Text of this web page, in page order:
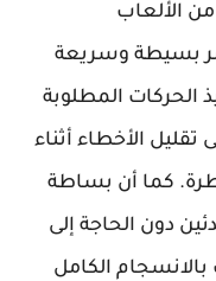
الألعاب
بسيطة وسريعة
الحركات المطلوبة
الأخطاء أثناء
كما أن بساطة
دون الحاجة إلى
الكامل